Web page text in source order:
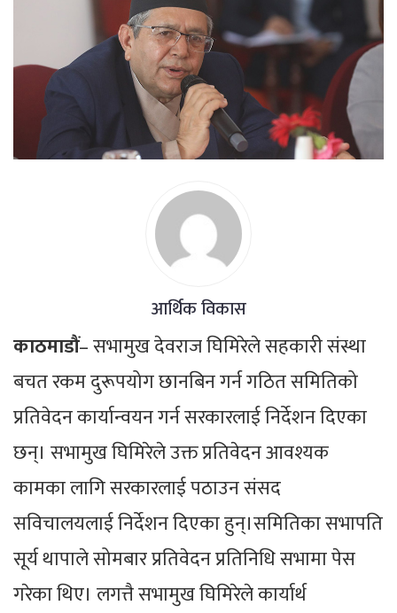
आर्थिक विकास
काठमाडौं– सभामुख देवराज घिमिरेले सहकारी संस्था
बचत रकम दुरूपयोग छानबिन गर्न गठित समितिको
प्रतिवेदन कार्यान्वयन गर्न सरकारलाई निर्देशन दिएका
छन्। सभामुख घिमिरेले उक्त प्रतिवेदन आवश्यक
कामका लागि सरकारलाई पठाउन संसद
सविचालयलाई निर्देशन दिएका हुन्।समितिका सभापति
सूर्य थापाले सोमबार प्रतिवेदन प्रतिनिधि सभामा पेस
गरेका थिए। लगत्तै सभामुख घिमिरेले कार्यार्थ